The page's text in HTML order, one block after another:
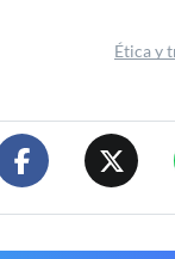
Ética y